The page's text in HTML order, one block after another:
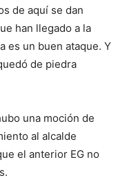
de aquí se dan
han llegado a la
es un buen ataque. Y
de piedra
una moción de
al alcalde
el anterior EG no